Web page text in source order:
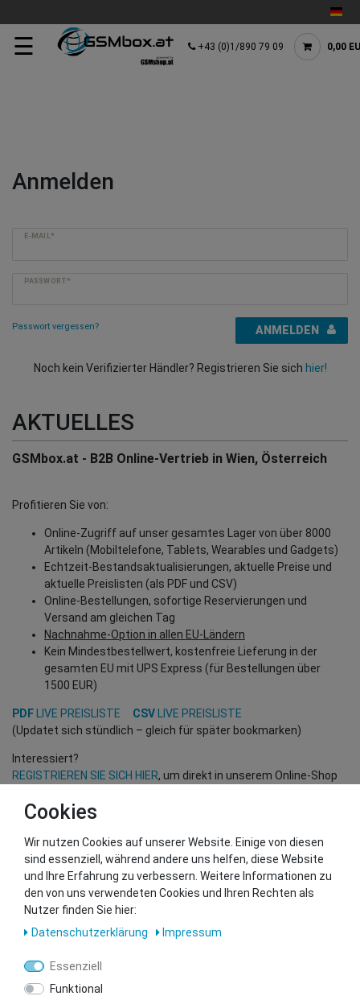
☰ +43 (0)1/890 79 09 0,00
Anmelden
E-MAIL*
PASSWORT*
Passwort vergessen? ANMELDEN
Noch kein Verifizierter Händler? Registrieren Sie sich hier!
AKTUELLES
GSMbox.at - B2B Online-Vertrieb in Wien, Österreich
Profitieren Sie von:
Online-Zugriff auf unser gesamtes Lager von über 8000
Artikeln (Mobiltelefone, Tablets, Wearables und Gadgets)
Echtzeit-Bestandsaktualisierungen, aktuelle Preise und
aktuelle Preislisten (als PDF und CSV)
Online-Bestellungen, sofortige Reservierungen und
Versand am gleichen Tag
Nachnahme-Option in allen EU-Ländern
Kein Mindestbestellwert, kostenfreie Lieferung in der
gesamten EU mit UPS Express (für Bestellungen über
1500 EUR)
PDF LIVE PREISLISTE CSV
LIVE PREISLISTE
(Updatet sich stündlich – gleich für später bookmarken)
Interessiert?
REGISTRIEREN SIE SICH HIER, um direkt in unserem Online-Shop
(Nur für Wiederverkäufer und B2B Kunden – gültige EU UID
Sie wollen uns beliefern?
Kontaktieren Sie unser GSMshop Purchase Team
Whatsapp: +436766684438
info@gsmshop.at
13.02.2024 14:55
Cookies
Wir nutzen Cookies auf unserer Website. Einige von diesen
sind essenziell, während andere uns helfen, diese Website
und Ihre Erfahrung zu verbessern. Weitere Informationen zu
den von uns verwendeten Cookies und Ihren Rechten als
Nutzer finden Sie hier:
Daten­schutz­erklärung
Impressum
Essenziell
Funktional